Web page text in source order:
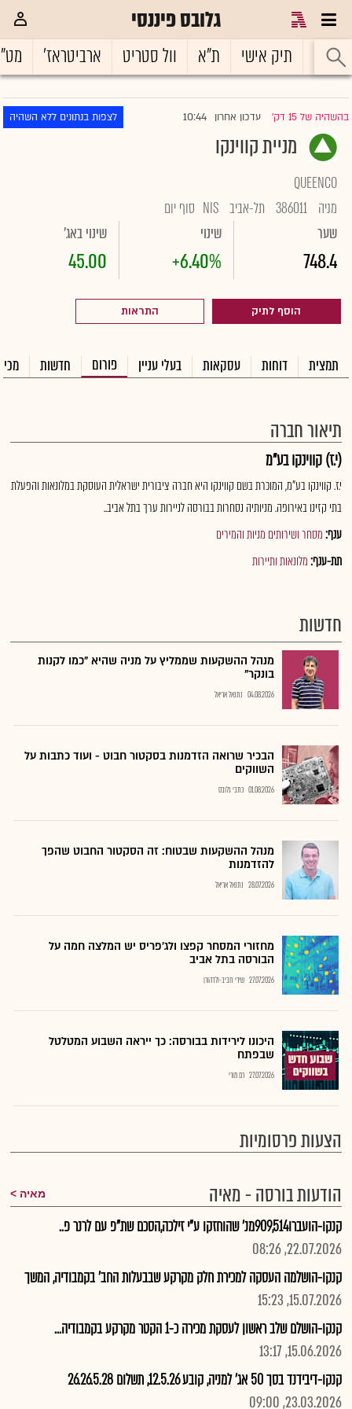
גלובס פיננסי
ראשי תיק אישי ת"א וול סטריט ארביטראז'
בהשהיה של 15 דק' |עדכון אחרון 10:44 לצפות בנתונים ללא השהיה
מניית קווינקו
QUEENCO
מניה 386011 תל-אביב NIS סוף יום
שער
748.4
שינוי
+6.40%
שינוי באג'
45.00
הוסף לתיק התראות
תמצית דוחות עסקאות בעלי עניין פורום חדשות
תיאור חברה
(י.ז) קווינקו בע"מ
י.ז. קווינקו בע"מ, המוכרת בשם קווינקו היא חברה ציבורית ישראלית העוסקת במלונאות והפעלת
בתי קזינו באירופה. מניותיה נסחרות בבורסה לניירות ערך בתל אביב..
ענף:מסחר ושירותים מניות והמירים
תת-ענף:מלונאות ותיירות
חדשות
מנהל ההשקעות שממליץ על מניה שהיא "כמו לקנות
בונקר"
04.08.2026 נתנאל אריאל
הבכיר שרואה הזדמנות בסקטור חבוט - ועוד כתבות על
השווקים
01.08.2026 כתבי גלובס
מנהל ההשקעות שבטוח: זה הסקטור החבוט שהפך
להזדמנות
28.07.2026 נתנאל אריאל
מחזורי המסחר קפצו ולג'פריס יש המלצה חמה על
הבורסה בתל אביב
27.07.2026 שירי חביב-ולדהורן
היכונו לירידות בבורסה: כך ייראה השבוע המטלטל
שבפתח
27.07.2026 רם מורי
הצעות פרסומיות
הודעות בורסה - מאיה
מאיה
קנקו-הועברו909,514מנ' שהוחזקו ע"י זילכה,הסכם שת"פ עם לרנר פ..
22.07.2026, 08:26
קנקו-הושלמה העסקה למכירת חלק מקרקע שבבעלות החב' בקמבודיה, המשך
15.07.2026, 15:23
קנקו-הושלם שלב ראשון לעסקת מכירה כ-1 הקטר מקרקע בקמבודיה...
15.06.2026, 13:17
קנקו-דיבידנד בסך 50 אג' למניה, קובע 12.5.26, תשלום 26.26.5.28
23.03.2026, 09:00